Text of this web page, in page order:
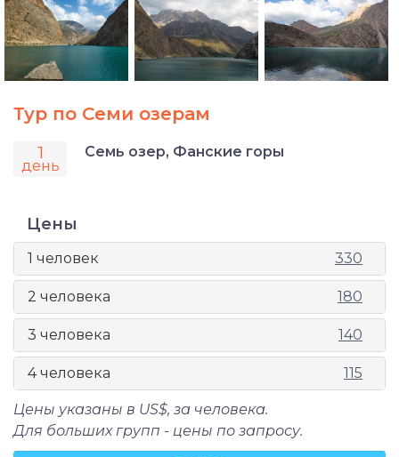
Тур по Семи озерам
1
день
Семь озер, Фанские горы
Цены
1 человек 330
2 человека 180
3 человека 140
4 человека 115
Цены указаны в US$, за человека.
Для больших групп - цены по запросу.